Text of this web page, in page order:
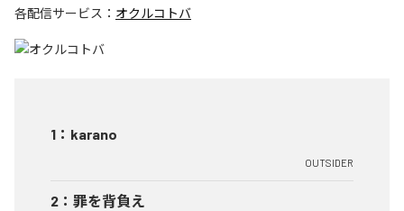
各配信サービス： オクルコトバ
1 ： karano
OUTSIDER
2 ： 罪を背負え